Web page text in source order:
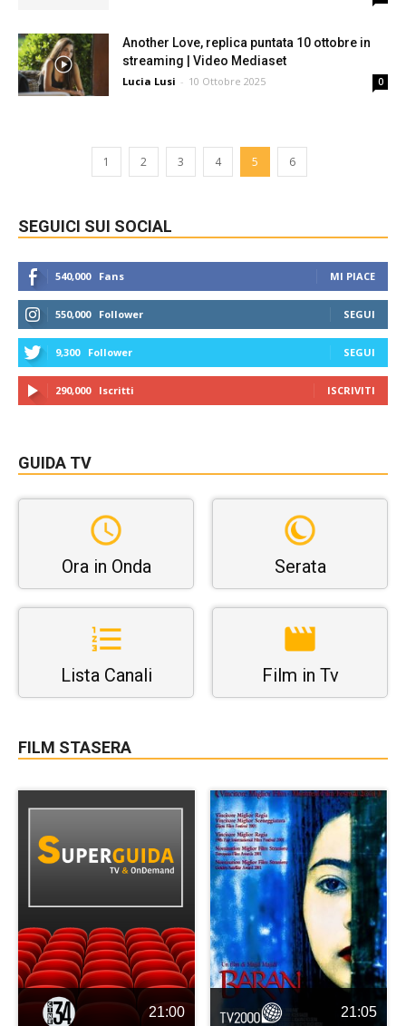
Another Love, replica puntata 10 ottobre in
streaming | Video Mediaset
Lucia Lusi - 10 Ottobre 2025 0
1 2 3 4 5 6
SEGUICI SUI SOCIAL
540,000 Fans MI PIACE
550,000 Follower SEGUI
9,300 Follower SEGUI
290,000 Iscritti ISCRIVITI
GUIDA TV
Ora in Onda Serata
Lista Canali Film in Tv
FILM STASERA
21:00 21:05